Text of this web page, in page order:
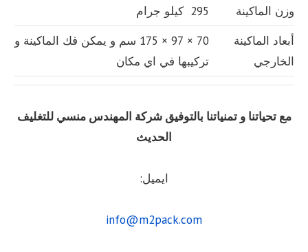
وزن الماكينة
295 كيلو جرام
أبعاد الماكينة
الخارجي
70 × 97 × 175 سم و يمكن فك الماكينة و
تركيبها في اي مكان
مع تحياتنا و تمنياتنا بالتوفيق شركة المهندس منسي للتغليف
الحديث
ايميل:
info@m2pack.com